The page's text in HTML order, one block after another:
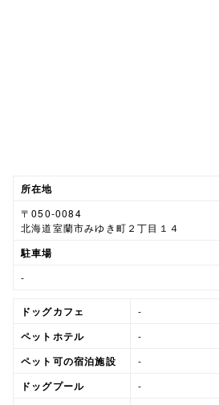
所在地
〒050-0084
北海道室蘭市みゆき町２丁目１４
駐車場
-
ドッグカフェ -
ペットホテル -
ペット可の宿泊施設 -
ドッグプール -